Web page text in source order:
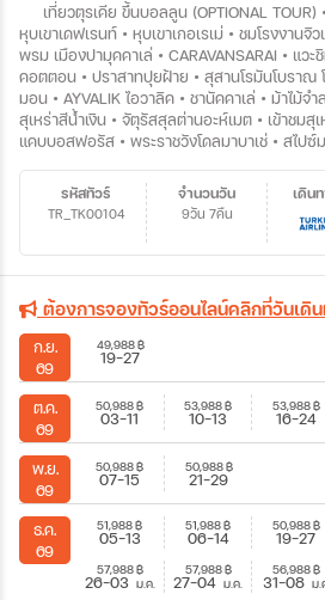
เที่ยวตุรเคีย ขึ้นบอลลูน (OPTIONAL TOUR)
หุบเขาเดฟเรนท์ • หุบเขาเกอเรเม่ • ชมโรงงานจิ
พรม เมืองปามุคคาเล่ • CARAVANSARAI • แวะ
คอตตอน • ปราสาทปุยฝ้าย • สุสานโรมันโบราณ
มอน • AYVALIK ไอวาลิค • ชานัคคาเล่ • ม้าไม้
สุเหร่าสีน้ำเงิน • จัตุรัสสุลต่านอะห์เมต • เข้าชมสุ
แคบบอสฟอรัส • พระราชวังโดลมาบาเช่ • สไป
รหัสทัวร์
TR_TK00104
จำนวนวัน
9วัน 7คืน
เดิน
ต้องการจองทัวร์ออนไลน์คลิกที่วันเดิ
ก.ย.
69
49,988฿
19-27
ต.ค.
69
50,988฿
03-11
53,988฿
10-13
53,988฿
16-24
พ.ย.
69
50,988฿
07-15
50,988฿
21-29
ธ.ค.
69
51,988฿
05-13
51,988฿
06-14
50,988฿
19-27
57,988฿
26-03 ม.ค.
57,988฿
27-04 ม.ค.
56,988฿
31-08 ม.